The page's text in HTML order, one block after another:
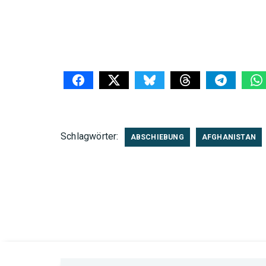
Schlagwörter: ABSCHIEBUNG AFGHANISTAN